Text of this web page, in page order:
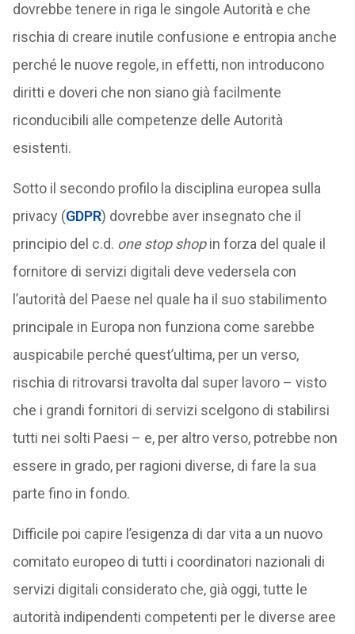
dovrebbe tenere in riga le singole Autorità e che
rischia di creare inutile confusione e entropia anche
perché le nuove regole, in effetti, non introducono
diritti e doveri che non siano già facilmente
riconducibili alle competenze delle Autorità
esistenti.
Sotto il secondo profilo la disciplina europea sulla
privacy (GDPR) dovrebbe aver insegnato che il
principio del c.d. one stop shopin forza del quale il
fornitore di servizi digitali deve vedersela con
l’autorità del Paese nel quale ha il suo stabilimento
principale in Europa non funziona come sarebbe
auspicabile perché quest’ultima, per un verso,
rischia di ritrovarsi travolta dal super lavoro – visto
che i grandi fornitori di servizi scelgono di stabilirsi
tutti nei solti Paesi – e, per altro verso, potrebbe non
essere in grado, per ragioni diverse, di fare la sua
parte fino in fondo.
Difficile poi capire l’esigenza di dar vita a un nuovo
comitato europeo di tutti i coordinatori nazionali di
servizi digitali considerato che, già oggi, tutte le
autorità indipendenti competenti per le diverse aree